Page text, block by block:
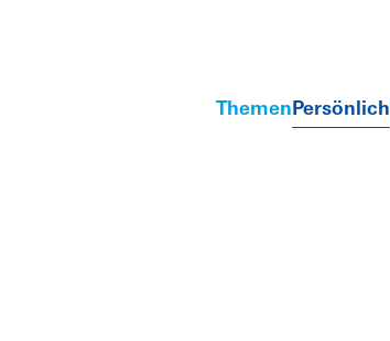
ThemenPersönlich